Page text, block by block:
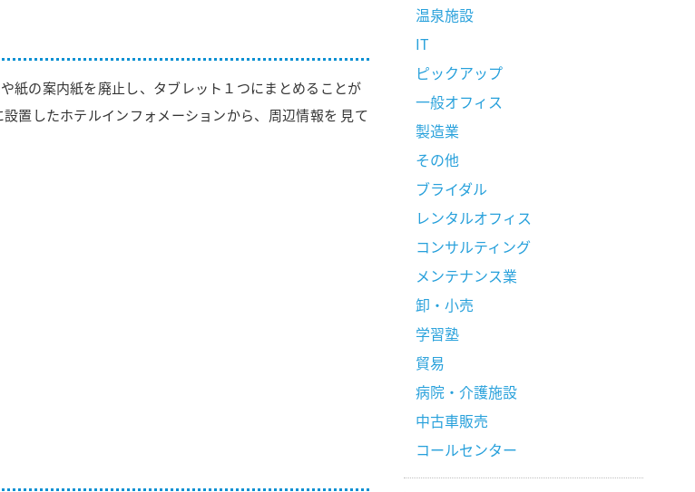
紙の案内紙を廃止し、タブレット１つにまとめることが
置したホテルインフォメーションから、周辺情報を 見て
温泉施設
IT
ピックアップ
一般オフィス
製造業
その他
ブライダル
レンタルオフィス
コンサルティング
メンテナンス業
卸・小売
学習塾
貿易
病院・介護施設
中古車販売
コールセンター